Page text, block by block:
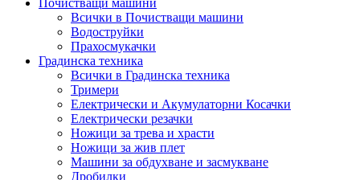
Почистващи машини
Всички в Почистващи машини
Водоструйки
Прахосмукачки
Градинска техника
Всички в Градинска техника
Тримери
Електрически и Акумулаторни Косачки
Електрически резачки
Ножици за трева и храсти
Ножици за жив плет
Машини за обдухване и засмукване
Дробилки